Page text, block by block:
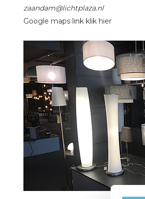
zaandam@lichtplaza.nl
Google maps link klik hier